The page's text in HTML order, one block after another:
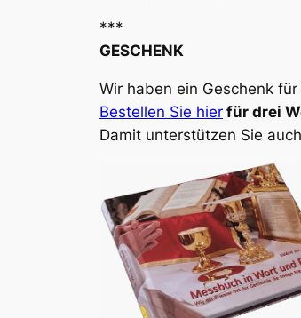
***
GESCHENK
Wir haben ein Geschenk für
Bestellen Sie hier für drei
Damit unterstützen Sie